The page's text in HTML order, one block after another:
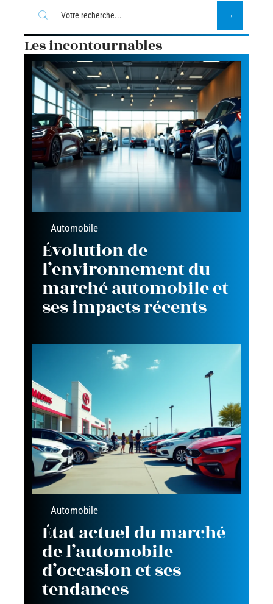
Les incontournables
Automobile
Évolution de
l’environnement du
marché automobile et
ses impacts récents
Automobile
État actuel du marché
de l’automobile
d’occasion et ses
tendances